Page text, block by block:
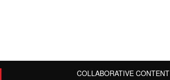
COLLABORATIVE CONTENT